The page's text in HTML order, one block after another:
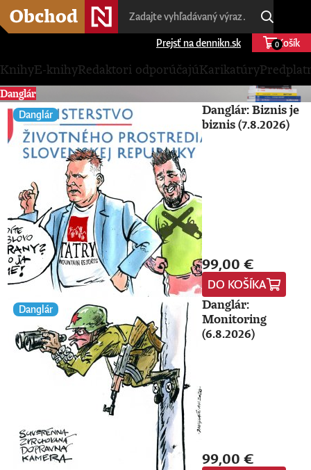
Prejsť na dennikn.sk Košík
0
KnihyE-knihyRedaktori odporúčajúKarikatúry
Danglár
Danglár
Danglár: Biznis je
biznis (7.8.2026)
99,00 €
DO KOŠÍKA
Danglár
Danglár:
Monitoring
(6.8.2026)
99,00 €